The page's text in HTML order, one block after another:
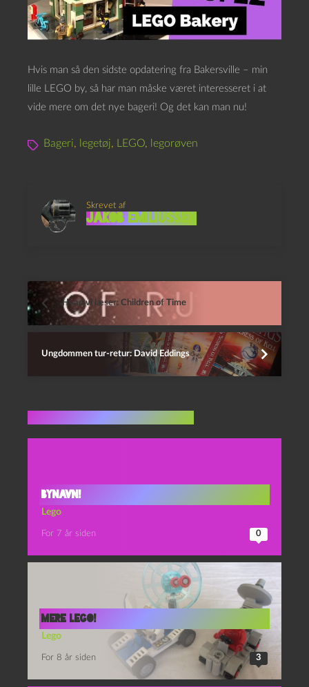
Hvis man så den sidste opdatering fra Bakersville – min
lille LEGO by, så har man måske været interesseret i at
vide mere om det nye bageri! Og det kan man nu!
Bageri, legetøj, LEGO, legorøven
Skrevet af
Jakob Emiliussen
Hvad vi læser: Children of Time
Ungdommen tur-retur: David Eddings
Bynavn!
Lego
For 7 år siden 0
Mere lego!
Lego
For 8 år siden 3